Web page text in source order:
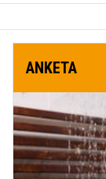
ANKETA